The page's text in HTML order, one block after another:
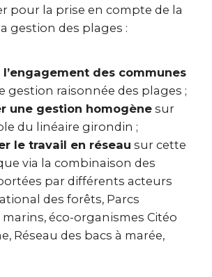
pour la prise en compte de la
gestion des plages :
des communes
gestion raisonnée des plages ;
une gestion homogène sur
du linéaire girondin ;
le travail en réseau sur cette
via la combinaison des
par différents acteurs
des forêts, Parcs
éco-organismes Citéo
Réseau des bacs à marée,